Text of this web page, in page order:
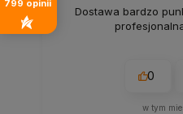
Dostawa bardzo
0
w tym
799 opinii